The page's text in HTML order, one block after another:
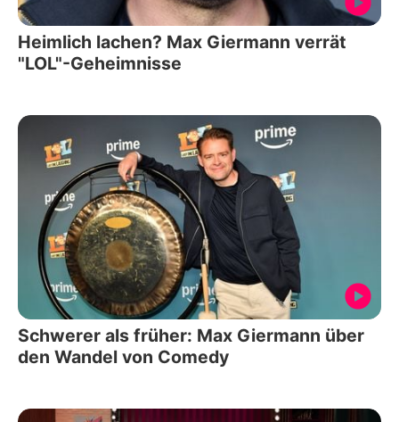
Heimlich lachen? Max Giermann verrät
"LOL"-Geheimnisse
Schwerer als früher: Max Giermann über
den Wandel von Comedy